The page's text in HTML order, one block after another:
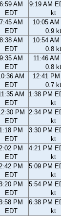
6:59 AM
EDT
9:19 AM
kt
7:45 AM
EDT
10:05
0.9 kt
8:38 AM
EDT
10:54
0.8 kt
9:35 AM
EDT
11:46
0.8 kt
AM
EDT
12:41
0.7 kt
AM
EDT
1:38 PM
kt
PM
EDT
2:34 PM
kt
1:18 PM
EDT
3:30 PM
kt
PM
EDT
4:21 PM
kt
PM
EDT
5:09 PM
kt
PM
EDT
5:54 PM
kt
PM
EDT
6:38 PM
kt